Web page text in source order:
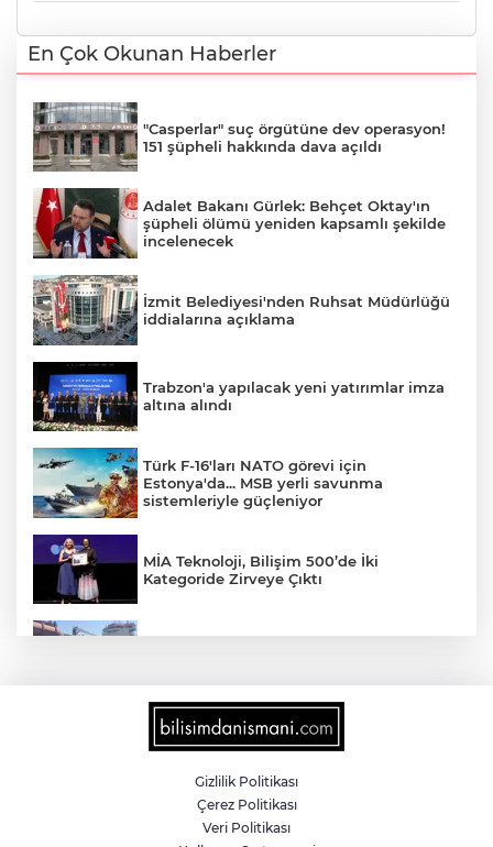
En Çok Okunan Haberler
"Casperlar" suç örgütüne dev operasyon!
151 şüpheli hakkında dava açıldı
Adalet Bakanı Gürlek: Behçet Oktay'ın
şüpheli ölümü yeniden kapsamlı şekilde
incelenecek
İzmit Belediyesi'nden Ruhsat Müdürlüğü
iddialarına açıklama
Trabzon'a yapılacak yeni yatırımlar imza
altına alındı
Türk F-16'ları NATO görevi için
Estonya'da... MSB yerli savunma
sistemleriyle güçleniyor
MİA Teknoloji, Bilişim 500’de İki
Kategoride Zirveye Çıktı
6 milyon emekliyi ilgilendiriyor... Emekli
aylığı fark ödemeleri 7 Ağustos'ta
Teröristler teslim olmaya devam ediyor...
Hudutlarda 490 kişi yakalandı
Gizlilik Politikası
Çerez Politikası
Veri Politikası